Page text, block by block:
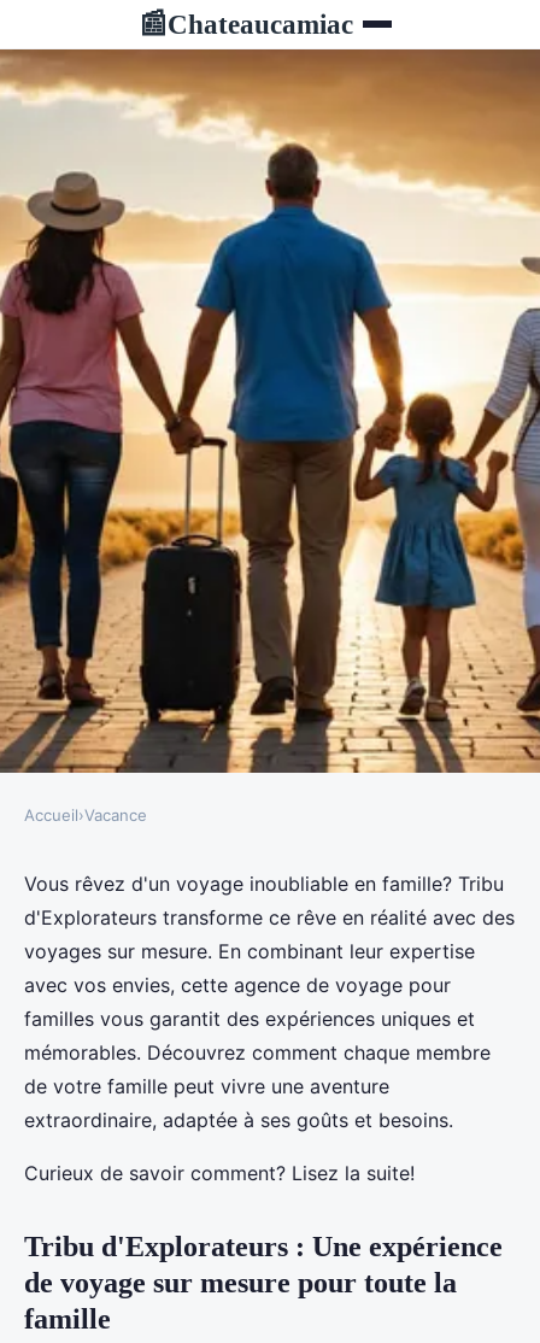
📰Chateaucamiac
Agence de voyage famille : des
voyages sur mesure inoubliables
Aaron •21 août 2024•5 min de lecture
Accueil›Vacance
Vous rêvez d'un voyage inoubliable en famille? Tribu
d'Explorateurs transforme ce rêve en réalité avec des
voyages sur mesure. En combinant leur expertise
avec vos envies, cette agence de voyage pour
familles vous garantit des expériences uniques et
mémorables. Découvrez comment chaque membre
de votre famille peut vivre une aventure
extraordinaire, adaptée à ses goûts et besoins.
Curieux de savoir comment? Lisez la suite!
Tribu d'Explorateurs : Une expérience
de voyage sur mesure pour toute la
famille